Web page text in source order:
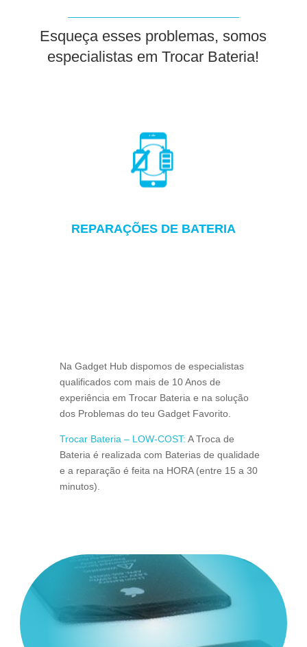
Esqueça esses problemas, somos
especialistas em Trocar Bateria!
REPARAÇÕES DE BATERIA
Na Gadget Hub dispomos de especialistas
qualificados com mais de 10 Anos de
experiência em Trocar Bateria e na solução
dos Problemas do teu Gadget Favorito.
Trocar Bateria – LOW-COST: A Troca de
Bateria é realizada com Baterias de qualidade
e a reparação é feita na HORA (entre 15 a 30
minutos).